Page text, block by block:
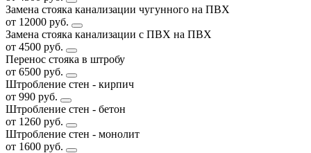
Замена стояка канализации чугунного на ПВХ
от 12000 руб.
Замена стояка канализации с ПВХ на ПВХ
от 4500 руб.
Перенос стояка в штробу
от 6500 руб.
Штробление стен - кирпич
от 990 руб.
Штробление стен - бетон
от 1260 руб.
Штробление стен - монолит
от 1600 руб.